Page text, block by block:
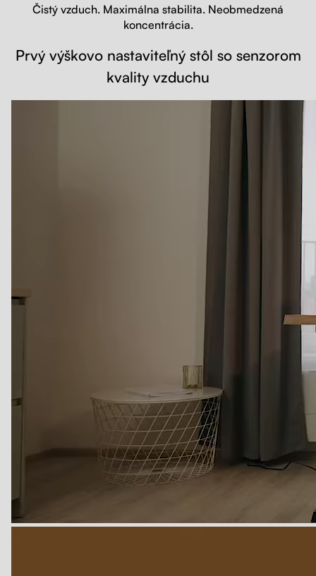
Čistý vzduch. Maximálna stabilita. Neobmedzená
koncentrácia.
Prvý výškovo nastaviteľný stôl so senzorom
kvality vzduchu